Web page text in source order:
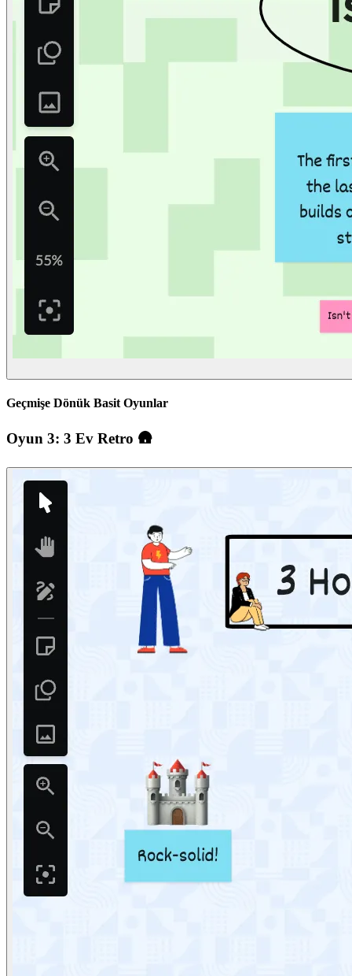
Geçmişe Dönük Basit Oyunlar
Oyun 3: 3 Ev Retro 🛖